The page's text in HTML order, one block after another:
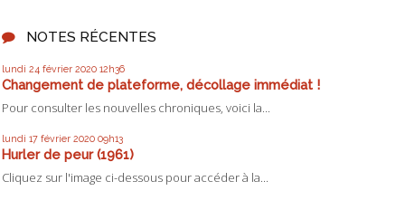
NOTES RÉCENTES
lundi 24 février 2020 12h36
Changement de plateforme, décollage immédiat !
Pour consulter les nouvelles chroniques, voici la...
lundi 17 février 2020 09h13
Hurler de peur (1961)
Cliquez sur l'image ci-dessous pour accéder à la...